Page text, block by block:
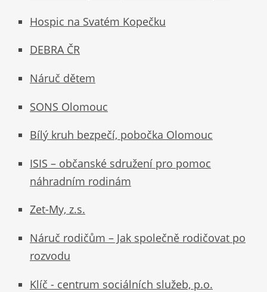
Hospic na Svatém Kopečku
DEBRA ČR
Náruč dětem
SONS Olomouc
Bílý kruh bezpečí, pobočka Olomouc
ISIS – občanské sdružení pro pomoc
náhradním rodinám
Zet-My, z.s.
Náruč rodičům – Jak společně rodičovat po
rozvodu
Klíč - centrum sociálních služeb, p.o.